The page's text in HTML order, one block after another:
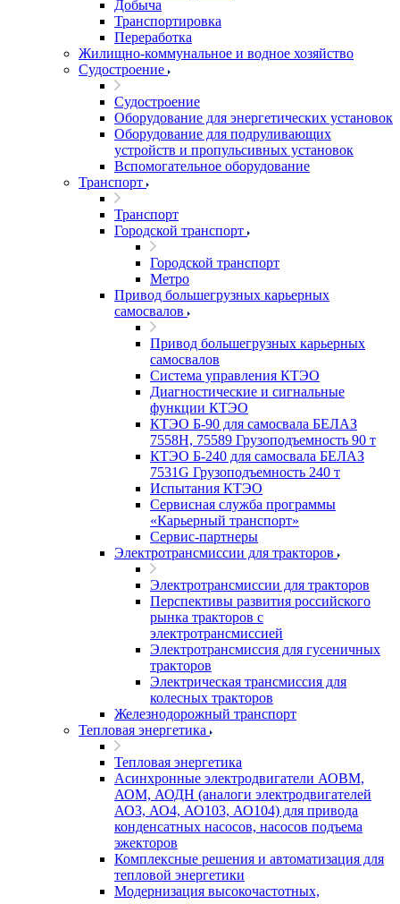
Добыча
Транспортировка
Переработка
Жилищно-коммунальное и водное хозяйство
Судостроение
Судостроение
Оборудование для энергетических установок
Оборудование для подруливающих
устройств и пропульсивных установок
Вспомогательное оборудование
Транспорт
Транспорт
Городской транспорт
Городской транспорт
Метро
Привод большегрузных карьерных
самосвалов
Привод большегрузных карьерных
самосвалов
Система управления КТЭО
Диагностические и сигнальные
функции КТЭО
КТЭО Б-90 для самосвала БЕЛАЗ
7558H, 75589 Грузоподъемность 90 т
КТЭО Б-240 для самосвала БЕЛАЗ
7531G Грузоподъемность 240 т
Испытания КТЭО
Сервисная служба программы
«Карьерный транспорт»
Сервис-партнеры
Электротрансмиссии для тракторов
Электротрансмиссии для тракторов
Перспективы развития российского
рынка тракторов с
электротрансмиссией
Электротрансмиссия для гусеничных
тракторов
Электрическая трансмиссия для
колесных тракторов
Железнодорожный транспорт
Тепловая энергетика
Тепловая энергетика
Асинхронные электродвигатели АОВМ,
АОМ, АОДН (аналоги электродвигателей
АО3, АО4, АО103, АО104) для привода
конденсатных насосов, насосов подъема
эжекторов
Комплексные решения и автоматизация для
тепловой энергетики
Модернизация высокочастотных,